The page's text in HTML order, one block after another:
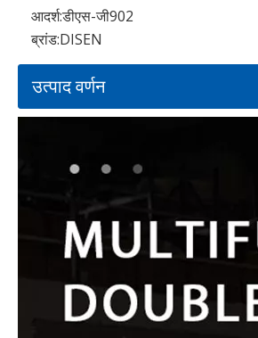
आदर्श:डीएस-जी902
ब्रांड:DISEN
उत्पाद वर्णन